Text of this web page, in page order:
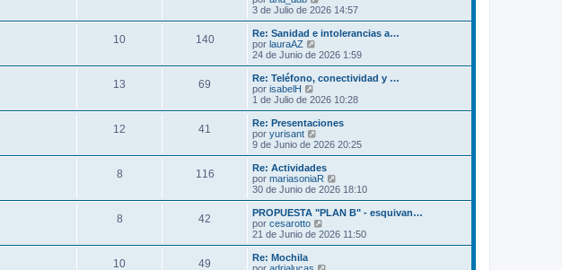
e
m
e
s
j
e
t
m
o
m
e
s
j
e
e
r
ú
t
o
m
e
s
j
e
3 de Julio de 2026 14:57
10 140
Re: Sanidad e intolerancias a…
por lauraAZ
e
r
ú
t
m
o
m
e
s
a
e
24 de Junio de 2026 1:59
13 69
Re: Teléfono, conectividad y …
por isabelH
e
r
ú
l
t
m
o
m
e
s
a
j
e
1 de Julio de 2026 10:28
12 41
Re: Presentaciones
por yurisant
e
r
ú
l
t
m
o
m
e
9 de Junio de 2026 20:25
8 116
Re: Actividades
por mariasoniaR
e
r
ú
t
30 de Junio de 2026 18:10
8 42
PROPUESTA "PLAN B" - esquivan…
por cesarotto
e
r
l
21 de Junio de 2026 11:50
10 49
Re: Mochila